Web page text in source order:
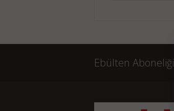
Ebülten Aboneliği